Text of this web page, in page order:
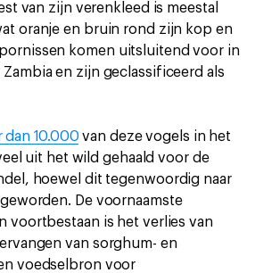
van zijn verenkleed is meestal
oranje en bruin rond zijn kop en
komen uitsluitend voor in
en zijn geclassificeerd als
dan 10.000 van deze vogels in het
uit het wild gehaald voor de
hoewel dit tegenwoordig naar
De voornaamste
voortbestaan is het verlies van
van sorghum- en
voedselbron voor